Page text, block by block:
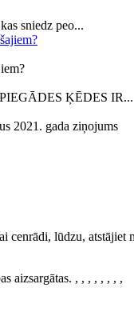
sniedz peo...
ĶĒDES IR...
2021. gada ziņojums
lūdzu, atstājiet
aizsargātas. , , , , , , , ,